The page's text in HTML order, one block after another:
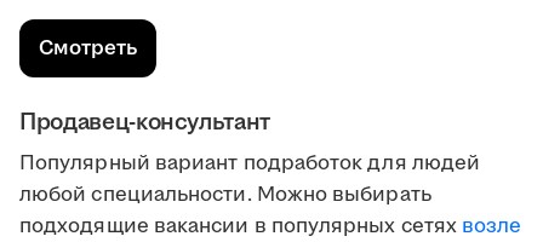
Смотреть
Продавец-консультант
Популярный вариант подработок для людей
любой специальности. Можно выбирать
подходящие вакансии в популярных сетях возле